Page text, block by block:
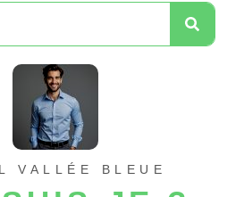
VALLÉE BLEUE